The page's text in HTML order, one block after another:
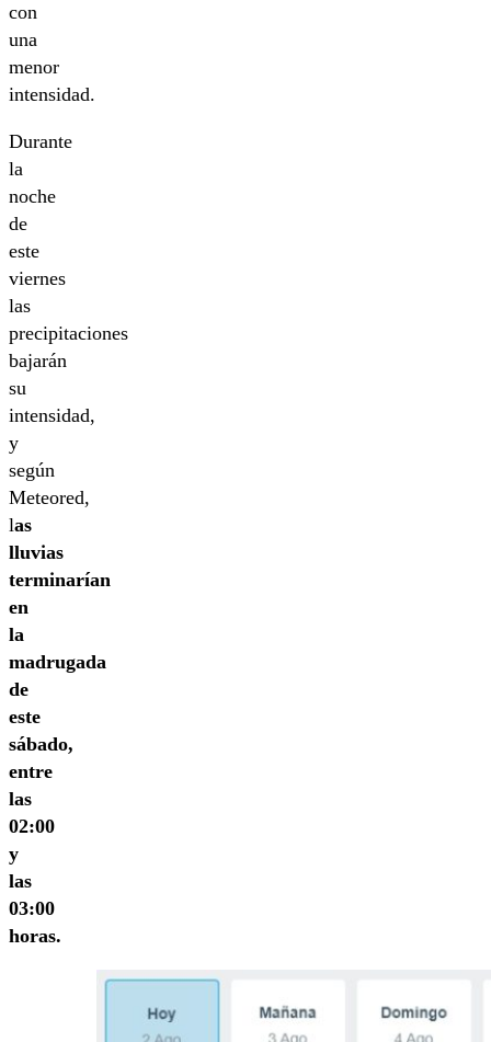
con
una
menor
intensidad.
Durante
la
noche
de
este
viernes
las
precipitaciones
bajarán
su
intensidad,
y
según
Meteored,
las
lluvias
terminarían
en
la
madrugada
de
este
sábado,
entre
las
02:00
y
las
03:00
horas.